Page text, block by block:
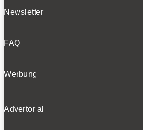
Newsletter
FAQ
Werbung
Advertorial